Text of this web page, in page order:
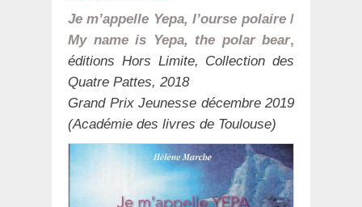
Je m’appelle Yepa, l’ourse polaire/
My name is Yepa, the polar bear,
éditions Hors Limite, Collection des
Quatre Pattes, 2018
Grand Prix Jeunesse décembre 2019
(Académie des livres de Toulouse)